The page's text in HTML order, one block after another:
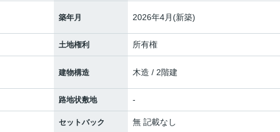
築年月 2026年4月(新築)
土地権利 所有権
建物構造 木造 / 2階建
路地状敷地 -
セットバック 無 記載なし